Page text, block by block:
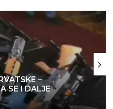
–
SE I DALJE